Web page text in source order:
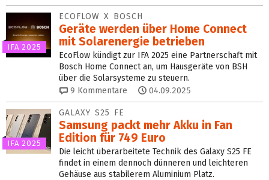
IFA 2025
ECOFLOW X BOSCH
Geräte werden über Home Connect
mit Solarenergie betrieben
EcoFlow kündigt zur IFA 2025 eine Partnerschaft mit
Bosch Home Connect an, um Hausgeräte von BSH
über die Solarsysteme zu steuern.
9 Kommentare 04.09.2025
IFA 2025
GALAXY S25 FE
Samsung packt mehr Akku in Fan
Edition für 749 Euro
Die leicht überarbeitete Technik des Galaxy S25 FE
findet in einem dennoch dünneren und leichteren
Gehäuse aus stabilerem Aluminium Platz.